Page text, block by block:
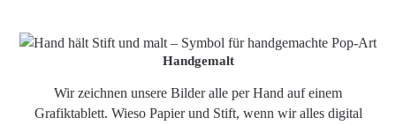
Handgemalt
Wir zeichnen unsere Bilder alle per Hand auf einem
Grafiktablett. Wieso Papier und Stift, wenn wir alles digital